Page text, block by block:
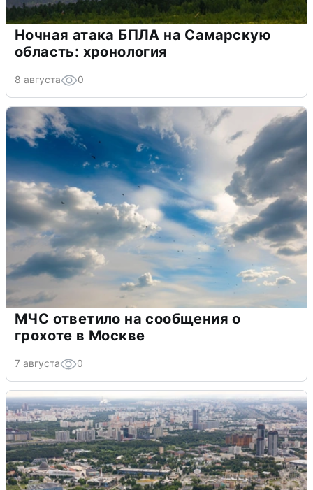
Ночная атака БПЛА на Самарскую
область: хронология
8 августа 0
МЧС ответило на сообщения о
грохоте в Москве
7 августа 0